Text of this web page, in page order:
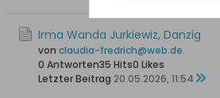
Irma Wanda Jurkiewiz, Danzig
von claudia-fredrich@web.de
0 Antworten35 Hits0 Likes
Letzter Beitrag 20.05.2026, 11:54